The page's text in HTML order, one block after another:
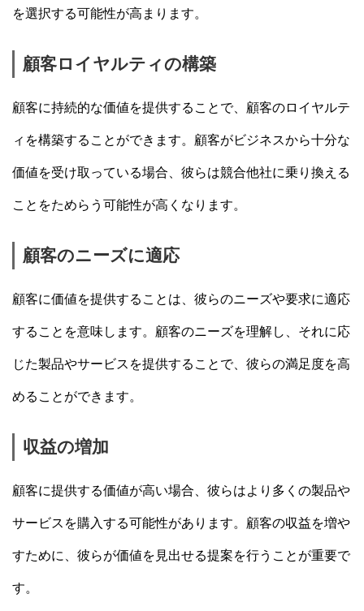
を選択する可能性が高まります。
顧客ロイヤルティの構築
顧客に持続的な価値を提供することで、顧客のロイヤルテ
ィを構築することができます。顧客がビジネスから十分な
価値を受け取っている場合、彼らは競合他社に乗り換える
ことをためらう可能性が高くなります。
顧客のニーズに適応
顧客に価値を提供することは、彼らのニーズや要求に適応
することを意味します。顧客のニーズを理解し、それに応
じた製品やサービスを提供することで、彼らの満足度を高
めることができます。
収益の増加
顧客に提供する価値が高い場合、彼らはより多くの製品や
サービスを購入する可能性があります。顧客の収益を増や
すために、彼らが価値を見出せる提案を行うことが重要で
す。